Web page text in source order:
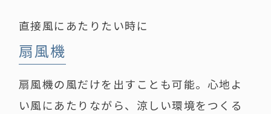
直接風にあたりたい時に
扇風機
扇風機の風だけを出すことも可能。心地よ
い風にあたりながら、涼しい環境をつくる